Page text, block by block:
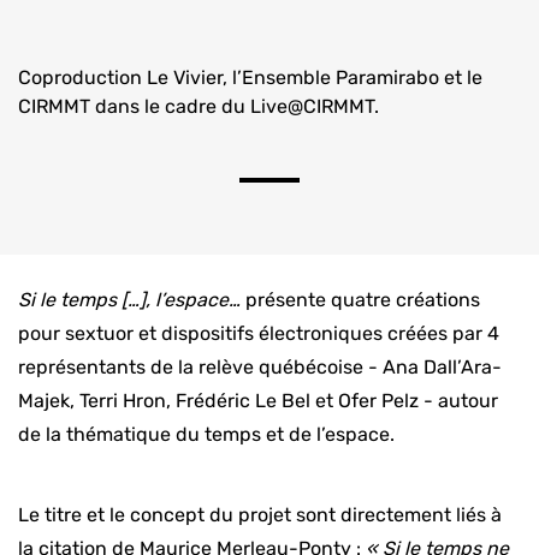
Si le temps […], l’espace… présente quatre créations
pour sextuor et dispositifs électroniques créées par 4
représentants de la relève québécoise - Ana Dall’Ara-
Majek, Terri Hron, Frédéric Le Bel et Ofer Pelz - autour
de la thématique du temps et de l’espace.
Le titre et le concept du projet sont directement liés à
la citation de Maurice Merleau-Ponty : « Si le temps ne
Coproduction Le Vivier, l’Ensemble Paramirabo et le
CIRMMT dans le cadre du Live@CIRMMT.